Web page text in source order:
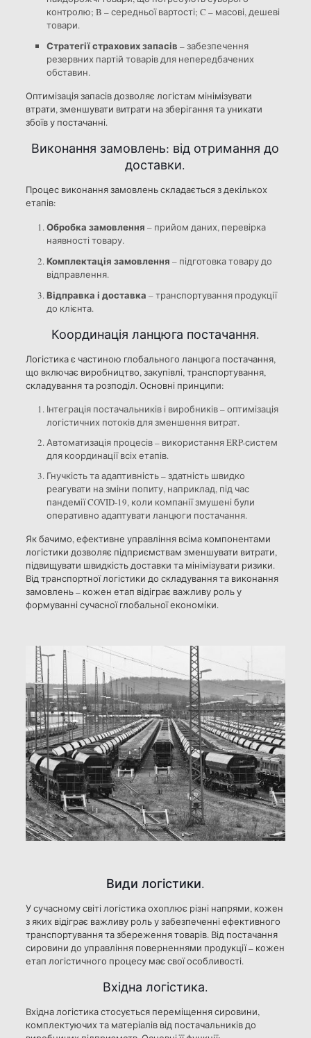
контролю; B – середньої вартості; C – масові, дешеві
товари.
Стратегії страхових запасів – забезпечення
резервних партій товарів для непередбачених
обставин.
Оптимізація запасів дозволяє логістам мінімізувати
втрати, зменшувати витрати на зберігання та уникати
збоїв у постачанні.
Виконання замовлень: від отримання до
доставки.
Процес виконання замовлень складається з декількох
етапів:
Обробка замовлення – прийом даних, перевірка
наявності товару.
Комплектація замовлення – підготовка товару до
відправлення.
Відправка і доставка – транспортування продукції
до клієнта.
Координація ланцюга постачання.
Логістика є частиною глобального ланцюга постачання,
що включає виробництво, закупівлі, транспортування,
складування та розподіл. Основні принципи:
Інтеграція постачальників і виробників – оптимізація
логістичних потоків для зменшення витрат.
Автоматизація процесів – використання ERP-систем
для координації всіх етапів.
Гнучкість та адаптивність – здатність швидко
реагувати на зміни попиту, наприклад, під час
пандемії COVID-19, коли компанії змушені були
оперативно адаптувати ланцюги постачання.
Як бачимо, ефективне управління всіма компонентами
логістики дозволяє підприємствам зменшувати витрати,
підвищувати швидкість доставки та мінімізувати ризики.
Від транспортної логістики до складування та виконання
замовлень – кожен етап відіграє важливу роль у
формуванні сучасної глобальної економіки.
Види логістики.
У сучасному світі логістика охоплює різні напрями, кожен
з яких відіграє важливу роль у забезпеченні ефективного
транспортування та збереження товарів. Від постачання
сировини до управління поверненнями продукції – кожен
етап логістичного процесу має свої особливості.
Вхідна логістика.
Вхідна логістика стосується переміщення сировини,
комплектуючих та матеріалів від постачальників до